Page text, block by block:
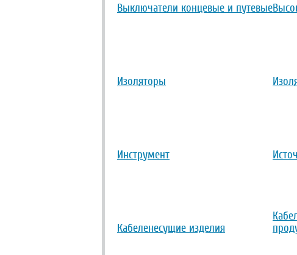
Выключатели концевые и путевые
Изоляторы
Инструмент
Кабеленесущие изделия